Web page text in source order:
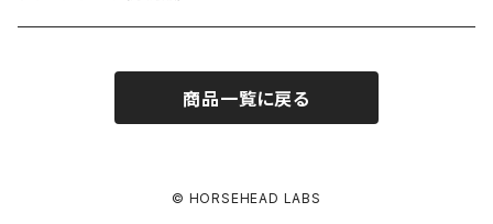
商品一覧に戻る
© HORSEHEAD LABS